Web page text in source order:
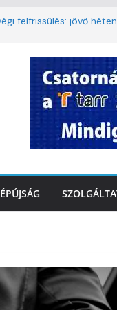
felfrissülés: jövő
3. kerület TVE csapatát
a tűzoltók dolgát
közlekedésért,